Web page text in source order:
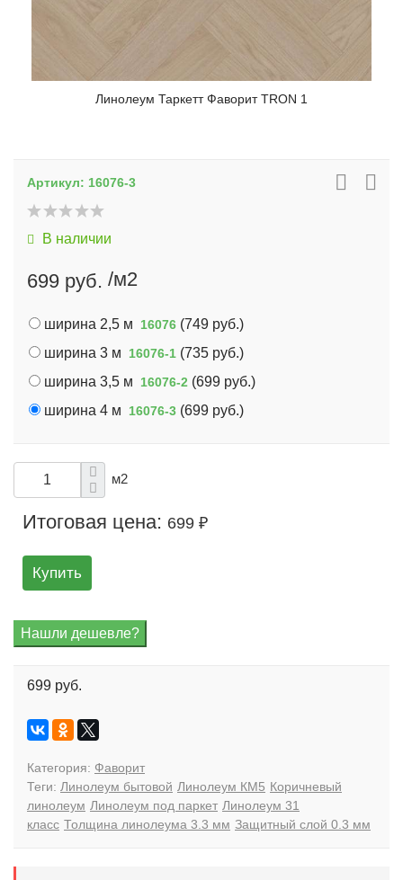
Линолеум Таркетт Фаворит TRON 1
Артикул: 16076-3
В наличии
699 руб. /м2
ширина 2,5 м 16076 (749 руб.)
ширина 3 м
16076-1 (735 руб.)
ширина 3,5 м
16076-2 (699 руб.)
ширина 4 м
16076-3 (699 руб.)
м2
Итоговая цена: 699 ₽
Купить
699 руб.
Категория: Фаворит
Теги: Линолеум бытовой Линолеум КМ5 Коричневый
линолеум Линолеум под паркет Линолеум 31
класс Толщина линолеума 3.3 мм Защитный слой 0.3 мм